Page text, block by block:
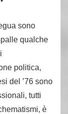
sono
qualche
politica,
del ’76 sono
tutti
è